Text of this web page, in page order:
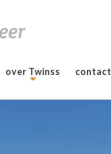
over Twinss contact